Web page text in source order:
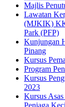
Majlis
Lawatan
(MJKIK)
Park (PFP)
Kunjungan
Pinang
Kursus
Program
Kursus
2023
Kursus